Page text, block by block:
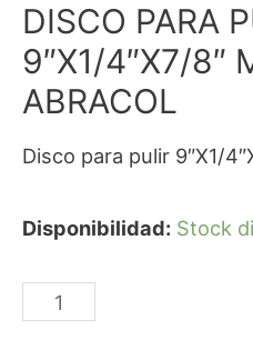
DISCO PARA
9″X1/4″X7/8″
ABRACOL
Disco para pulir 9″X1/
Disponibilidad: Stock
DISCO